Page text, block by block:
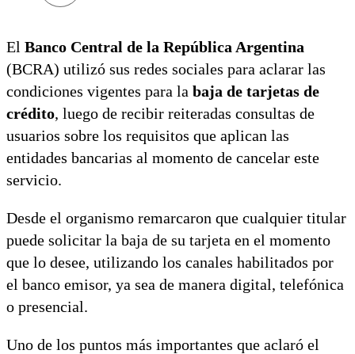
El Banco Central de la República Argentina
(BCRA) utilizó sus redes sociales para aclarar las
condiciones vigentes para la baja de tarjetas de
crédito, luego de recibir reiteradas consultas de
usuarios sobre los requisitos que aplican las
entidades bancarias al momento de cancelar este
servicio.
Desde el organismo remarcaron que cualquier titular
puede solicitar la baja de su tarjeta en el momento
que lo desee, utilizando los canales habilitados por
el banco emisor, ya sea de manera digital, telefónica
o presencial.
Uno de los puntos más importantes que aclaró el